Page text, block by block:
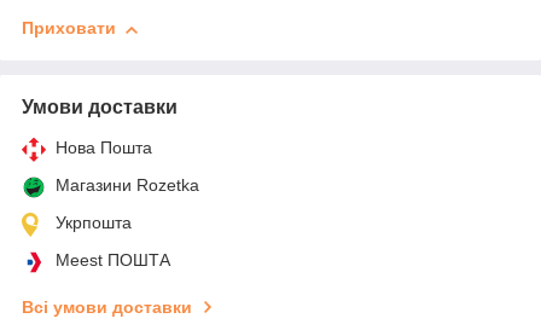
Приховати
Умови доставки
Нова Пошта
Магазини Rozetka
Укрпошта
Meest ПОШТА
Всі умови доставки